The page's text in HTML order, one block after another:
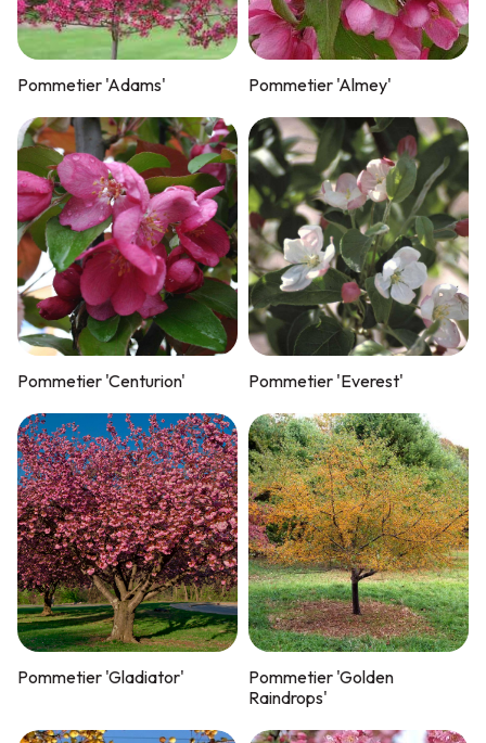
Pommetier 'Adams' Pommetier 'Almey'
Pommetier 'Centurion' Pommetier 'Everest'
Pommetier 'Gladiator'
Pommetier 'Golden
Raindrops'